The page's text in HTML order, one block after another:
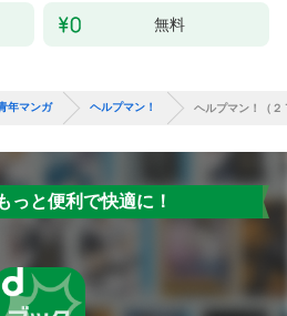
無料
年マンガ ヘルプマン！ ヘルプマン！（２
っと便利で快適に！